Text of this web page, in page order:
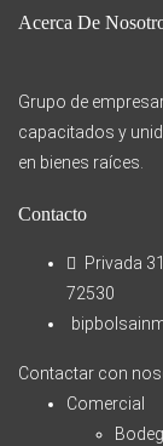
Acerca De
Grupo de
capacitados y
en bienes raíces.
Contacto
Privada
72530
Contactar con
Comercial